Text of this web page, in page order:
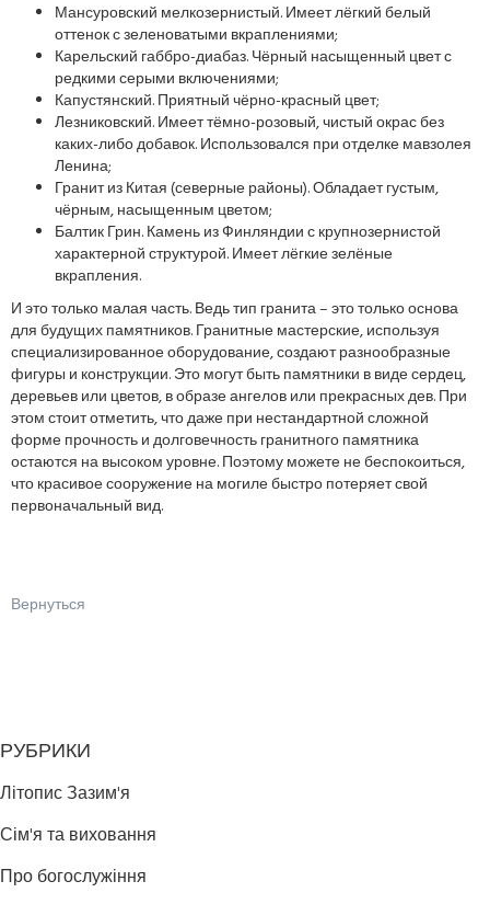
Мансуровский мелкозернистый. Имеет лёгкий белый
оттенок с зеленоватыми вкраплениями;
Карельский габбро-диабаз. Чёрный насыщенный цвет с
редкими серыми включениями;
Капустянский. Приятный чёрно-красный цвет;
Лезниковский. Имеет тёмно-розовый, чистый окрас без
каких-либо добавок. Использовался при отделке мавзолея
Ленина;
Гранит из Китая (северные районы). Обладает густым,
чёрным, насыщенным цветом;
Балтик Грин. Камень из Финляндии с крупнозернистой
характерной структурой. Имеет лёгкие зелёные
вкрапления.
И это только малая часть. Ведь тип гранита – это только основа
для будущих памятников. Гранитные мастерские, используя
специализированное оборудование, создают разнообразные
фигуры и конструкции. Это могут быть памятники в виде сердец,
деревьев или цветов, в образе ангелов или прекрасных дев. При
этом стоит отметить, что даже при нестандартной сложной
форме прочность и долговечность гранитного памятника
остаются на высоком уровне. Поэтому можете не беспокоиться,
что красивое сооружение на могиле быстро потеряет свой
первоначальный вид.
Вернуться
РУБРИКИ
Літопис Зазим'я
Сім'я та виховання
Про богослужіння